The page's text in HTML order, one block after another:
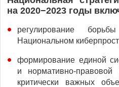
на 2020−2023 годы
регулирование
Национальном
формирование единой
и нормативно-
критически важных